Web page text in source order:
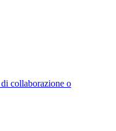
collaborazione o